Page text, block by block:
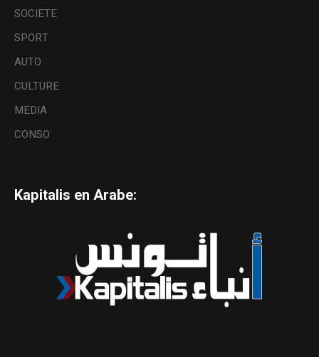
SOCIETE
SPORT
AUTO
CULTURE
MEDIA
CONSO
Kapitalis en Arabe: